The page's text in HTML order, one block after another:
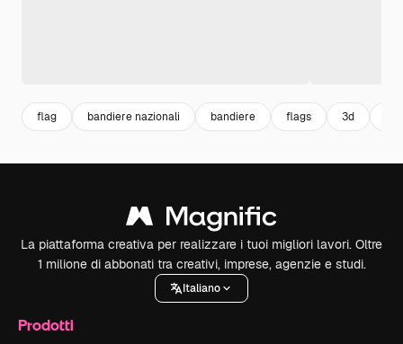
flag bandiere nazionali bandiere flags 3d
La piattaforma creativa per realizzare i tuoi migliori lavori. Oltre
1 milione di abbonati tra creativi, imprese, agenzie e studi.
Italiano
Prodotti